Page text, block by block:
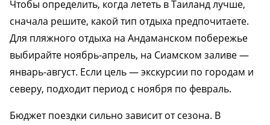
Чтобы определить, когда лететь в Таиланд лучше,
сначала решите, какой тип отдыха предпочитаете.
Для пляжного отдыха на Андаманском побережье
выбирайте ноябрь-апрель, на Сиамском заливе —
январь-август. Если цель — экскурсии по городам и
северу, подходит период с ноября по февраль.
Бюджет поездки сильно зависит от сезона. В